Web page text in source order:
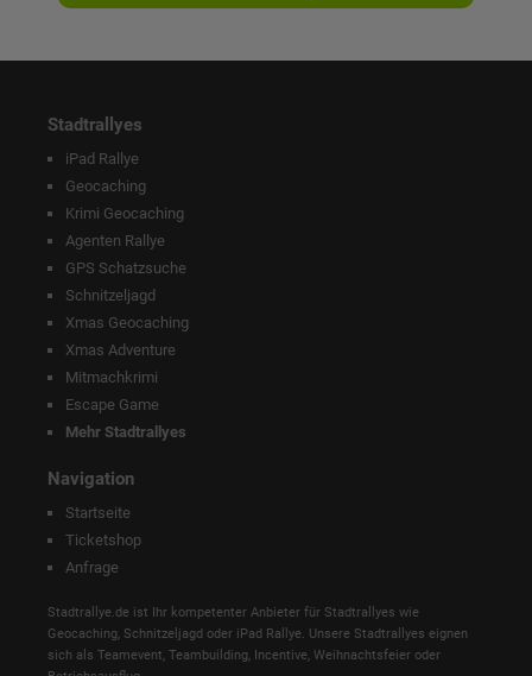
Stadtrallyes
iPad Rallye
Geocaching
Krimi Geocaching
Agenten Rallye
GPS Schatzsuche
Schnitzeljagd
Xmas Geocaching
Xmas Adventure
Mitmachkrimi
Escape Game
Mehr Stadtrallyes
Navigation
Startseite
Ticketshop
Anfrage
Stadtrallye.de ist Ihr kompetenter Anbieter für Stadtrallyes wie
Geocaching, Schnitzeljagd oder iPad Rallye. Unsere Stadtrallyes eignen
sich als Teamevent, Teambuilding, Incentive, Weihnachtsfeier oder